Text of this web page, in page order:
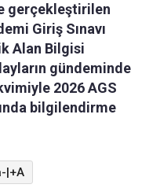
gerçekleştirilen
Giriş Sınavı
Alan Bilgisi
gündeminde
2026 AGS
bilgilendirme
|+A